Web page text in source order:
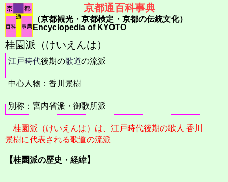
京都通百科事典
（京都観光・京都検定・京都の伝統文化）
Encyclopedia of KYOTO
桂園派（けいえんは）
江戸時代後期の歌道の流派
中心人物：香川景樹
別称：宮内省派・御歌所派
桂園派（けいえんは）は、 江戸時代後期の歌人 香川
景樹に代表される歌道の流派
【桂園派の歴史・経緯】